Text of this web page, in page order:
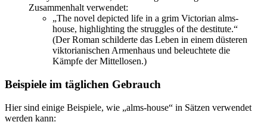
Zusammenhalt verwendet:
„The novel depicted life in a grim Victorian alms-
house, highlighting the struggles of the destitute.“
(Der Roman schilderte das Leben in einem düsteren
viktorianischen Armenhaus und beleuchtete die
Kämpfe der Mittellosen.)
Beispiele im täglichen Gebrauch
Hier sind einige Beispiele, wie „alms-house“ in Sätzen verwendet
werden kann: